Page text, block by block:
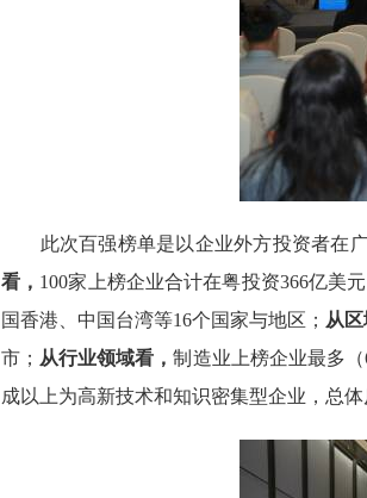
此次百强榜单是以企业外方投资者在广
看， 100家上榜企业合计在粤投资366亿美
国香港、中国台湾等16个国家与地区； 从区
市； 从行业领域看，制造业上榜企业最多
成以上为高新技术和知识密集型企业，总